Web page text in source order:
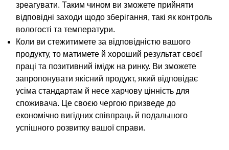
зреагувати. Таким чином ви зможете прийняти
відповідні заходи щодо зберігання, такі як контроль
вологості та температури.
Коли ви стежитимете за відповідністю вашого
продукту, то матимете й хороший результат своєї
праці та позитивний імідж на ринку. Ви зможете
запропонувати якісний продукт, який відповідає
усіма стандартам й несе харчову цінність для
споживача. Це своєю чергою призведе до
економічно вигідних співпраць й подальшого
успішного розвитку вашої справи.